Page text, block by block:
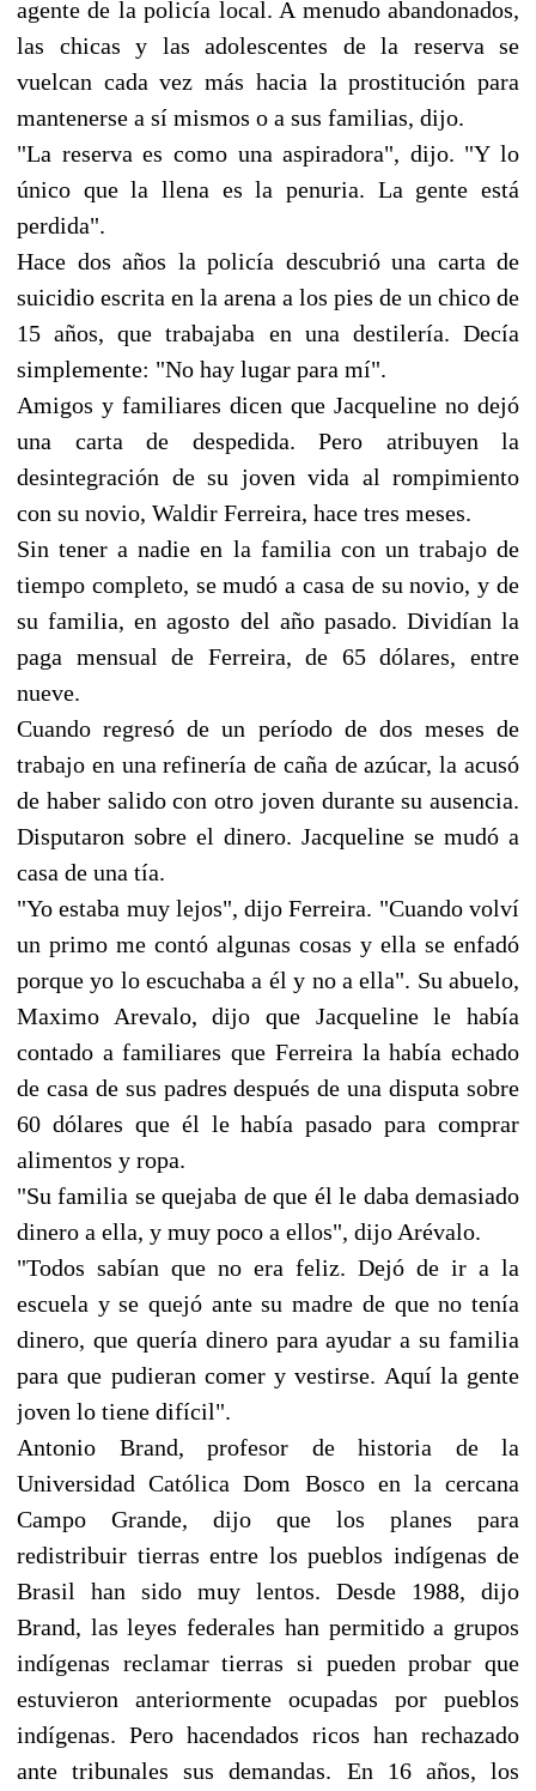
agente de la policía local. A menudo abandonados,
las chicas y las adolescentes de la reserva se
vuelcan cada vez más hacia la prostitución para
mantenerse a sí mismos o a sus familias, dijo.
"La reserva es como una aspiradora", dijo. "Y lo
único que la llena es la penuria. La gente está
perdida".
Hace dos años la policía descubrió una carta de
suicidio escrita en la arena a los pies de un chico de
15 años, que trabajaba en una destilería. Decía
simplemente: "No hay lugar para mí".
Amigos y familiares dicen que Jacqueline no dejó
una carta de despedida. Pero atribuyen la
desintegración de su joven vida al rompimiento
con su novio, Waldir Ferreira, hace tres meses.
Sin tener a nadie en la familia con un trabajo de
tiempo completo, se mudó a casa de su novio, y de
su familia, en agosto del año pasado. Dividían la
paga mensual de Ferreira, de 65 dólares, entre
nueve.
Cuando regresó de un período de dos meses de
trabajo en una refinería de caña de azúcar, la acusó
de haber salido con otro joven durante su ausencia.
Disputaron sobre el dinero. Jacqueline se mudó a
casa de una tía.
"Yo estaba muy lejos", dijo Ferreira. "Cuando volví
un primo me contó algunas cosas y ella se enfadó
porque yo lo escuchaba a él y no a ella". Su abuelo,
Maximo Arevalo, dijo que Jacqueline le había
contado a familiares que Ferreira la había echado
de casa de sus padres después de una disputa sobre
60 dólares que él le había pasado para comprar
alimentos y ropa.
"Su familia se quejaba de que él le daba demasiado
dinero a ella, y muy poco a ellos", dijo Arévalo.
"Todos sabían que no era feliz. Dejó de ir a la
escuela y se quejó ante su madre de que no tenía
dinero, que quería dinero para ayudar a su familia
para que pudieran comer y vestirse. Aquí la gente
joven lo tiene difícil".
Antonio Brand, profesor de historia de la
Universidad Católica Dom Bosco en la cercana
Campo Grande, dijo que los planes para
redistribuir tierras entre los pueblos indígenas de
Brasil han sido muy lentos. Desde 1988, dijo
Brand, las leyes federales han permitido a grupos
indígenas reclamar tierras si pueden probar que
estuvieron anteriormente ocupadas por pueblos
indígenas. Pero hacendados ricos han rechazado
ante tribunales sus demandas. En 16 años, los